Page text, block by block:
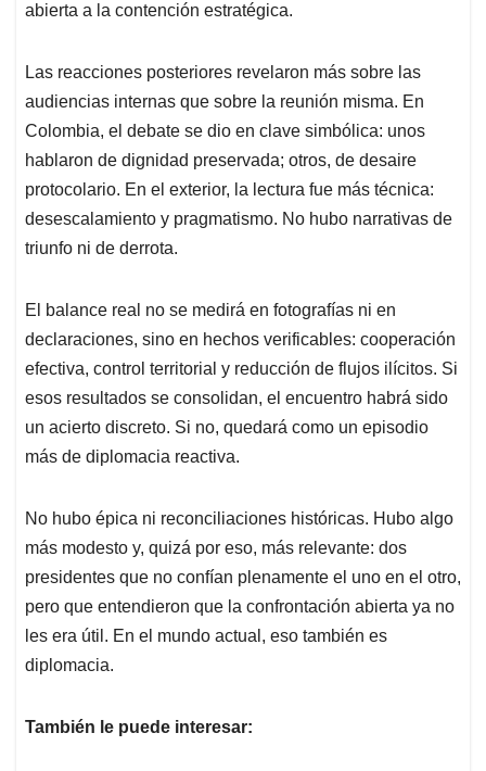
abierta a la contención estratégica.
Las reacciones posteriores revelaron más sobre las
audiencias internas que sobre la reunión misma. En
Colombia, el debate se dio en clave simbólica: unos
hablaron de dignidad preservada; otros, de desaire
protocolario. En el exterior, la lectura fue más técnica:
desescalamiento y pragmatismo. No hubo narrativas de
triunfo ni de derrota.
El balance real no se medirá en fotografías ni en
declaraciones, sino en hechos verificables: cooperación
efectiva, control territorial y reducción de flujos ilícitos. Si
esos resultados se consolidan, el encuentro habrá sido
un acierto discreto. Si no, quedará como un episodio
más de diplomacia reactiva.
No hubo épica ni reconciliaciones históricas. Hubo algo
más modesto y, quizá por eso, más relevante: dos
presidentes que no confían plenamente el uno en el otro,
pero que entendieron que la confrontación abierta ya no
les era útil. En el mundo actual, eso también es
diplomacia.
También le puede interesar: